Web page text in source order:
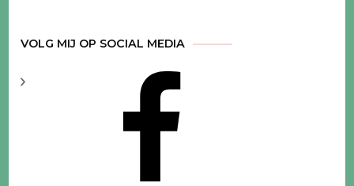
VOLG MIJ OP SOCIAL MEDIA